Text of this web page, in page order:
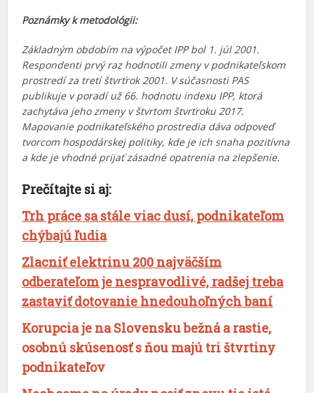
Poznámky k metodológii:
Základným obdobím na výpočet IPP bol 1. júl 2001.
Respondenti prvý raz hodnotili zmeny v podnikateľskom
prostredí za tretí štvrťrok 2001. V súčasnosti PAS
publikuje v poradí už 66. hodnotu indexu IPP, ktorá
zachytáva jeho zmeny v štvrtom štvrťroku 2017.
Mapovanie podnikateľského prostredia dáva odpoveď
tvorcom hospodárskej politiky, kde je ich snaha pozitívna
a kde je vhodné prijať zásadné opatrenia na zlepšenie.
Prečítajte si aj:
Trh práce sa stále viac dusí, podnikateľom
chýbajú ľudia
Zlacniť elektrinu 200 najväčším
odberateľom je nespravodlivé, radšej treba
zastaviť dotovanie hnedouhoľných baní
Korupcia je na Slovensku bežná a rastie,
osobnú skúsenosť s ňou majú tri štvrtiny
podnikateľov